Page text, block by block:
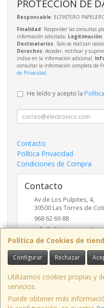
Política de Cookies de
Configurar Rechazar
Utilizamos cookies propias y
servicios.
Puede obtener más
PROTECCIÓN DE
Responsable: ELTINTERO
Finalidad: Responder las consultas
información solicitada; Legitimación
Destinatarios: Solo se realizan
Derechos: Acceder, rectificar y
indica en la información adicional;
consultar la información completa de
de Privacidad.
He leído y acepto la
Contacto
Política Privacidad
Condiciones de Compra
Contacto
Av de Los Pulpites, 4,
30500 Las Torres de
968 62 69 88
Horario
8:00 a 14:00 - 17:00 a 20:30